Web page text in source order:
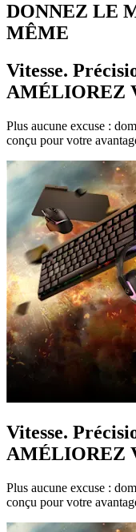
DONNEZ LE
MÊME
Vitesse.
AMÉLIOREZ
Plus aucune excuse :
conçu pour votre
Vitesse.
AMÉLIOREZ
Plus aucune excuse :
conçu pour votre